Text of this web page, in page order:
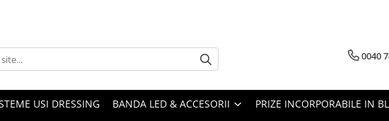
0040
USI DRESSING BANDA LED & ACCESORII PRIZE INCORPORABILE IN